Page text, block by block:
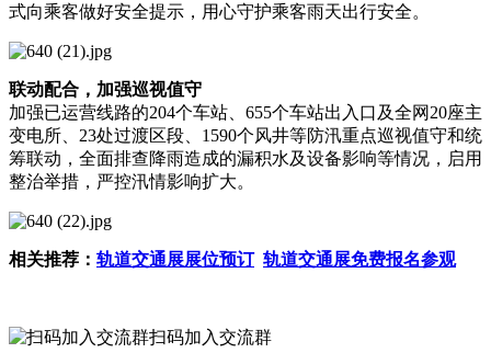
式向乘客做好安全提示，用心守护乘客雨天出行安全。
联动配合，加强巡视值守
加强已运营线路的204个车站、655个车站出入口及全网20座主
变电所、23处过渡区段、1590个风井等防汛重点巡视值守和统
筹联动，全面排查降雨造成的漏积水及设备影响等情况，启用
整治举措，严控汛情影响扩大。
相关推荐： 轨道交通展展位预订 轨道交通展免费报名参观
扫码加入交流群